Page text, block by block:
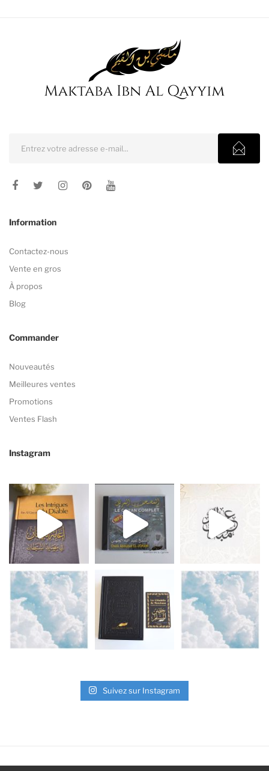
Information
Contactez-nous
Vente en gros
À propos
Blog
Commander
Nouveautés
Meilleures ventes
Promotions
Ventes Flash
Instagram
Suivez sur Instagram